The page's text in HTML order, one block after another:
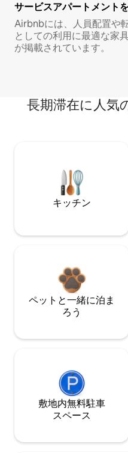
サービスアパートメント
Airbnbには、人員配置や
としての利用に最適な家
が掲載されています。
長期滞在に人気
キッチン
ペットと一緒に泊ま
ろう
敷地内無料駐⁠車
ス⁠ペ⁠ー⁠ス